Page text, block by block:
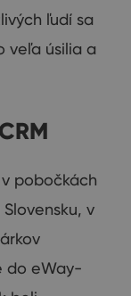
ľudí sa
veľa úsilia a
pobočkách
v
do eWay-